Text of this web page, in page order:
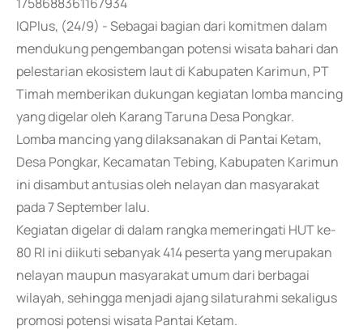
IQPlus, (24/9) - Sebagai bagian dari komitmen dalam
mendukung pengembangan potensi wisata bahari dan
pelestarian ekosistem laut di Kabupaten Karimun, PT
Timah memberikan dukungan kegiatan lomba mancing
yang digelar oleh Karang Taruna Desa Pongkar.
Lomba mancing yang dilaksanakan di Pantai Ketam,
Desa Pongkar, Kecamatan Tebing, Kabupaten Karimun
ini disambut antusias oleh nelayan dan masyarakat
pada 7 September lalu.
Kegiatan digelar di dalam rangka memeringati HUT ke-
80 RI ini diikuti sebanyak 414 peserta yang merupakan
nelayan maupun masyarakat umum dari berbagai
wilayah, sehingga menjadi ajang silaturahmi sekaligus
promosi potensi wisata Pantai Ketam.